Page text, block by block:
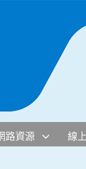
路資源 線